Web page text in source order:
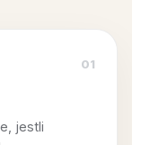
01
jestli